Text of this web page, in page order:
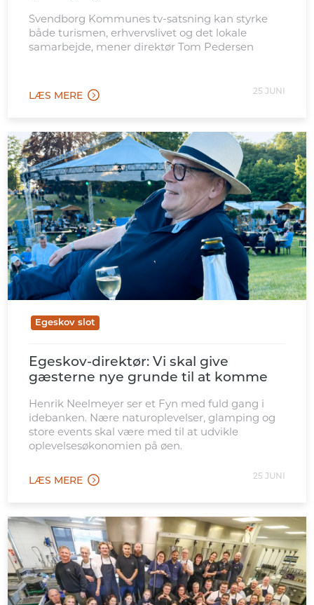
Svendborg Kommunes tv-satsning kan styrke
både turismen, erhvervslivet og det lokale
samarbejde, mener direktør Tom Pedersen
LÆS MERE 25 JUNI
Egeskov slot
Egeskov-direktør: Vi skal give
gæsterne nye grunde til at komme
Henrik Neelmeyer ser et Fyn med fuld gang i
idebanken. Nære naturoplevelser, glamping og
store events skal være med til at udvikle
oplevelsesøkonomien på øen.
LÆS MERE 25 JUNI